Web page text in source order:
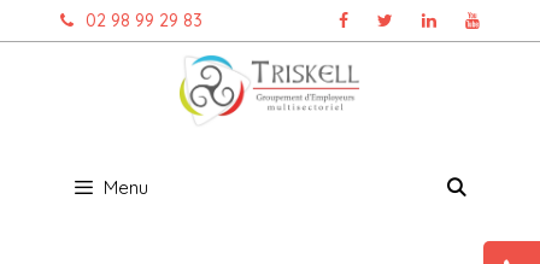
au
02 98 99 29 83
Menu